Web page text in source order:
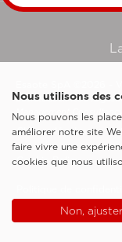
Esaote SpA ©2026 -
Société soumise à la
Management
Clauses légales
Cookie Policy
Nous utilisons des
Nous pouvons les
améliorer notre site
faire vivre une
cookies que nous
Non, ajuster